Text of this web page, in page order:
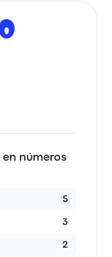
en números
5
3
2